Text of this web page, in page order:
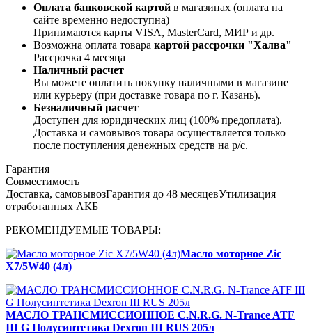
Оплата банковской картой в магазинах (оплата на
сайте временно недоступна)
Принимаются карты VISA, MasterCard, МИР и др.
Возможна оплата товара картой рассрочки "Халва"
Рассрочка 4 месяца
Наличный расчет
Вы можете оплатить покупку наличными в магазине
или курьеру (при доставке товара по г. Казань).
Безналичный расчет
Доступен для юридических лиц (100% предоплата).
Доставка и самовывоз товара осуществляется только
после поступления денежных средств на р/c.
Гарантия
Совместимость
Доставка, самовывозГарантия до 48 месяцевУтилизация
отработанных АКБ
РЕКОМЕНДУЕМЫЕ ТОВАРЫ:
Масло моторное Zic
X7/5W40 (4л)
МАСЛО ТРАНСМИССИОННОЕ C.N.R.G. N-Trance ATF
III G Полусинтетика Dexron III RUS 205л